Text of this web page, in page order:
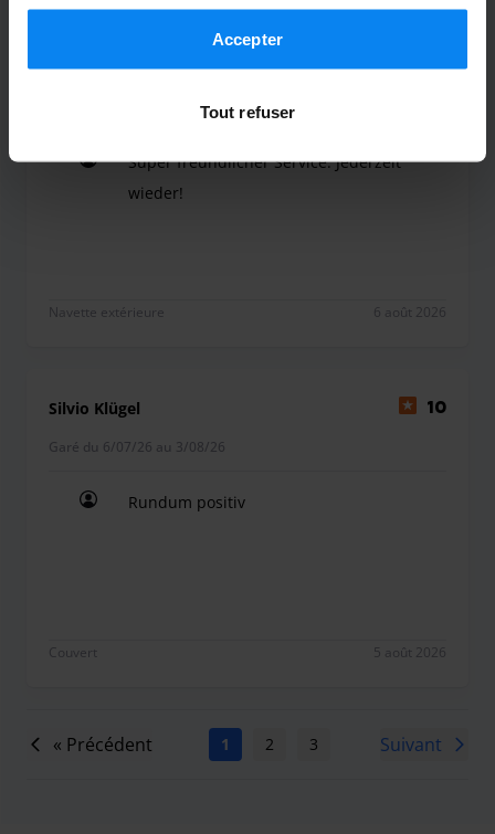
Accepter
Tout refuser
Nell Schnarr 10
Garé du 18/07/26 au 3/08/26
Super freundlicher Service. Jederzeit
wieder!
Navette extérieure 6 août 2026
Silvio Klügel 10
Garé du 6/07/26 au 3/08/26
Rundum positiv
Couvert 5 août 2026
« Précédent 1 2 3 5
Suivant